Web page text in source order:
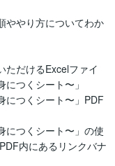
ややり方についてわか
だけるExcelファイ
つくシート〜」
につくシート〜」PDF
つくシート〜」の使
内にあるリンクバナ